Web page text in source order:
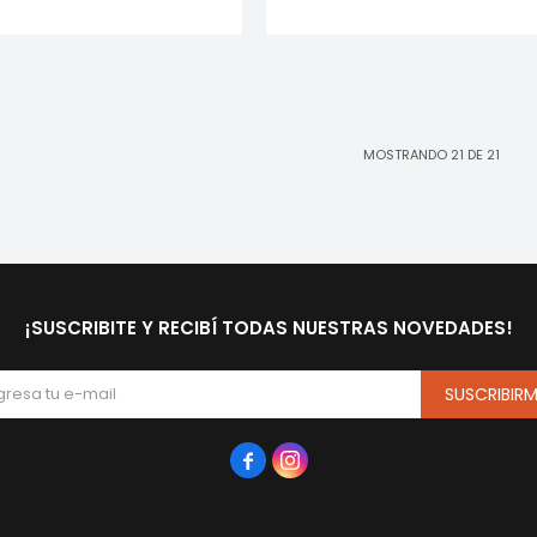
MOSTRANDO 21 DE 21
¡SUSCRIBITE Y RECIBÍ TODAS NUESTRAS NOVEDADES!
 